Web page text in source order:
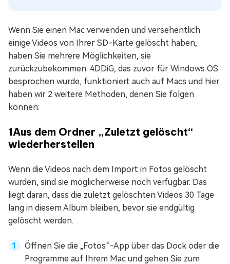
Wenn Sie einen Mac verwenden und versehentlich
einige Videos von Ihrer SD-Karte gelöscht haben,
haben Sie mehrere Möglichkeiten, sie
zurückzubekommen. 4DDiG, das zuvor für Windows OS
besprochen wurde, funktioniert auch auf Macs und hier
haben wir 2 weitere Methoden, denen Sie folgen
können:
1Aus dem Ordner „Zuletzt gelöscht“
wiederherstellen
Wenn die Videos nach dem Import in Fotos gelöscht
wurden, sind sie möglicherweise noch verfügbar. Das
liegt daran, dass die zuletzt gelöschten Videos 30 Tage
lang in diesem Album bleiben, bevor sie endgültig
gelöscht werden.
Öffnen Sie die „Fotos“-App über das Dock oder die
Programme auf Ihrem Mac und gehen Sie zum